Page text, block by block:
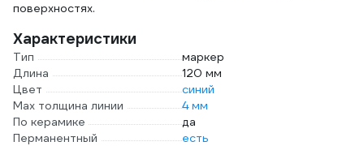
поверхностях.
Характеристики
Тип
маркер
Длина
120 мм
Цвет
синий
Мах толщина линии
4 мм
По керамике
да
Перманентный
есть